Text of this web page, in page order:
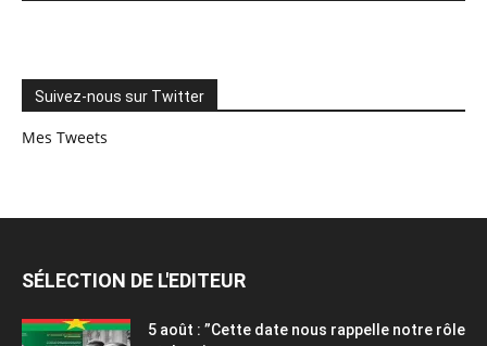
Suivez-nous sur Twitter
Mes Tweets
SÉLECTION DE L'EDITEUR
5 août : ”Cette date nous rappelle notre rôle